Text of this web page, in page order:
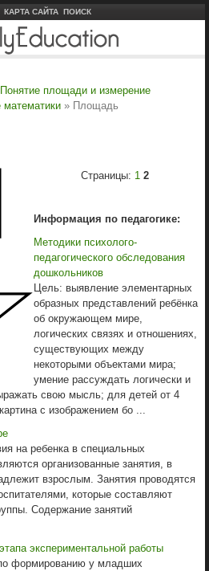
КАРТА САЙТА ПОИСК
Понятие площади и измерение
» Площадь
Страницы: 1 2
Информация по педагогике:
Методики психолого-
педагогического обследования
дошкольников
Цель: выявление элементарных
образных представлений ребёнка
об окружающем мире,
логических связях и отношениях,
существующих между
некоторыми объектами мира;
умение рассуждать логически и
свою мысль; для детей от 4
с изображением бо ...
на ребенка в специальных
организованные занятия, в
взрослым. Занятия проводятся
которые составляют
Содержание занятий
экспериментальной работы
формированию у младших